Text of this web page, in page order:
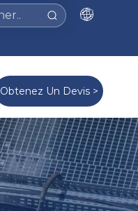
Obtenez Un Devis >